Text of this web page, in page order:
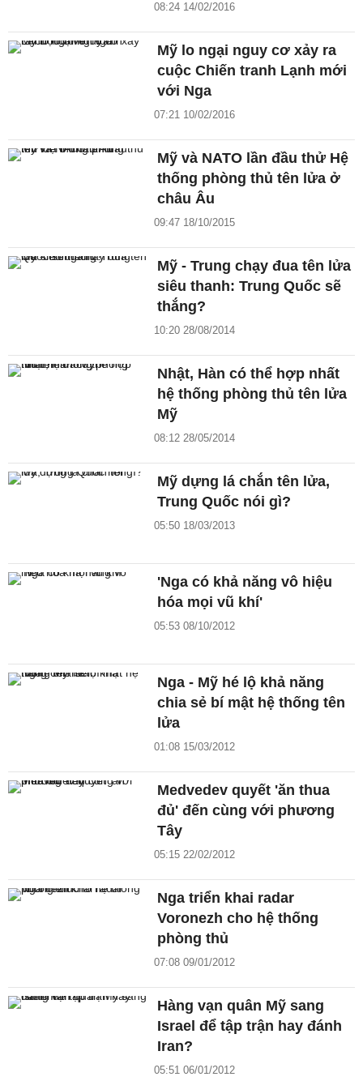
08:24 14/02/2016
Mỹ lo ngại nguy cơ xảy ra
cuộc Chiến tranh Lạnh mới
với Nga
07:21 10/02/2016
Mỹ và NATO lần đầu thử Hệ
thống phòng thủ tên lửa ở
châu Âu
09:47 18/10/2015
Mỹ - Trung chạy đua tên lửa
siêu thanh: Trung Quốc sẽ
thắng?
10:20 28/08/2014
Nhật, Hàn có thể hợp nhất
hệ thống phòng thủ tên lửa
Mỹ
08:12 28/05/2014
Mỹ dựng lá chắn tên lửa,
Trung Quốc nói gì?
05:50 18/03/2013
'Nga có khả năng vô hiệu
hóa mọi vũ khí'
05:53 08/10/2012
Nga - Mỹ hé lộ khả năng
chia sẻ bí mật hệ thống tên
lửa
01:08 15/03/2012
Medvedev quyết 'ăn thua
đủ' đến cùng với phương
Tây
05:15 22/02/2012
Nga triển khai radar
Voronezh cho hệ thống
phòng thủ
07:08 09/01/2012
Hàng vạn quân Mỹ sang
Israel để tập trận hay đánh
Iran?
05:51 06/01/2012